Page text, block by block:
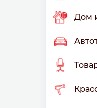
Дом